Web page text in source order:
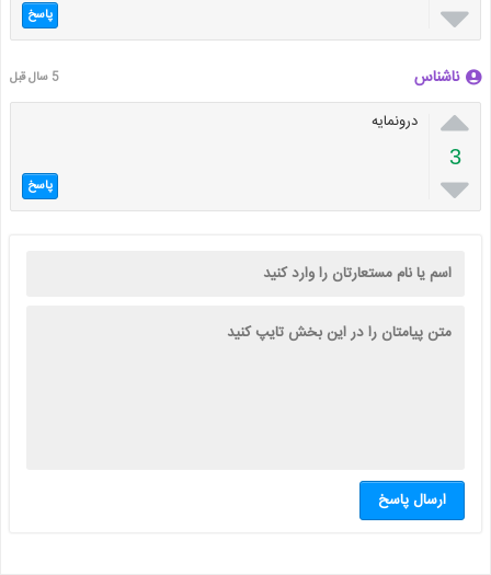
 پاسخ
ناشناس 5 سال قبل

3

درونمایه
پاسخ
ارسال پاسخ